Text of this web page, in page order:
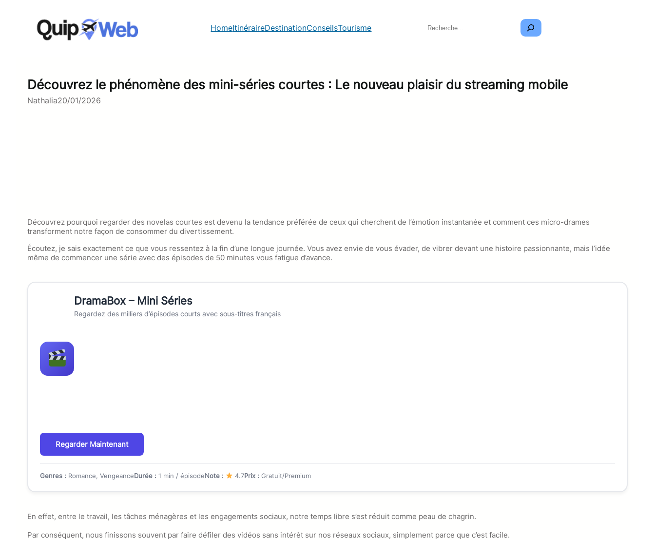
HomeItinéraireDestinationConseilsTourisme
Découvrez le phénomène des mini-séries courtes : Le nouveau plaisir du streaming mobile
Nathalia20/01/2026
Découvrez pourquoi regarder des novelas courtes est devenu la tendance préférée de ceux qui cherchent de l’émotion instantanée et comment ces micro-drames
transforment notre façon de consommer du divertissement.
Écoutez, je sais exactement ce que vous ressentez à la fin d’une longue journée. Vous avez envie de vous évader, de vibrer devant une histoire passionnante, mais l’idée
même de commencer une série avec des épisodes de 50 minutes vous fatigue d’avance.
DramaBox – Mini Séries
Regardez des milliers d’épisodes courts avec sous-titres français
Regarder Maintenant
Genres : Romance, VengeanceDurée : 1 min / épisodeNote : 4.7Prix : Gratuit/Premium
En effet, entre le travail, les tâches ménagères et les engagements sociaux, notre temps libre s’est réduit comme peau de chagrin.
Par conséquent, nous finissons souvent par faire défiler des vidéos sans intérêt sur nos réseaux sociaux, simplement parce que c’est facile.